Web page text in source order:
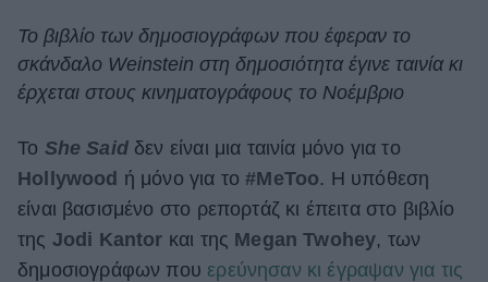
Deco
Cooking
Green
Αφιερώματα
ΒΟΞ
Το βιβλίο των δημοσιογράφων που έφεραν το
σκάνδαλο Weinstein στη δημοσιότητα έγινε ταινία κι
έρχεται στους κινηματογράφους το Νοέμβριο
Το She Saidδεν είναι μια ταινία μόνο για το
Hollywood ή μόνο για το#MeToo. Η υπόθεση
είναι βασισμένο στο ρεπορτάζ κι έπειτα στο βιβλίο
της Jodi Kantor και της Megan Twohey, των
δημοσιογράφων που ερεύνησαν κι έγραψαν για τις